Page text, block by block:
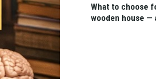
What to choose
wooden house —